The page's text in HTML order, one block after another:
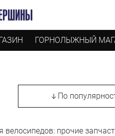
ГОРНОЛЫЖНЫЙ
По
велосипедов: прочие